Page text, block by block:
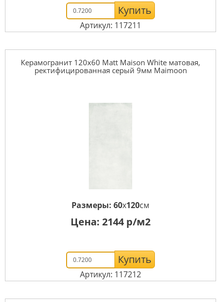
Купить
Артикул: 117211
Керамогранит 120x60 Matt Maison White матовая,
ректифицированная серый 9мм Maimoon
Размеры: 60x120см
Цена: 2144 р/м2
Купить
Артикул: 117212